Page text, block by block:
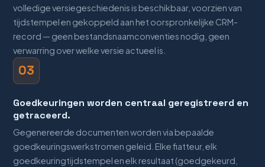
volledige versiegeschiedenis is beschikbaar, voorzien van
tijdstempel en gekoppeld aan het oorspronkelijke CRM-
record — geen bestandsnaamconventies nodig, geen
verwarring over welke versie actueel is.
03
Goedkeuringen worden centraal geregistreerd en
getraceerd.
Gegenereerde documenten worden via bepaalde
goedkeuringswerkstromen geleid. Elke fiatteur, elk
goedkeuringtijdstempel en elk resultaat (goedgekeurd,